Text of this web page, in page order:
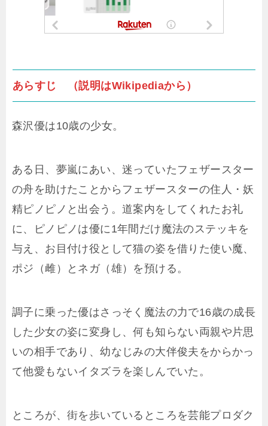
あらすじ （説明はWikipediaから）
森沢優は10歳の少女。
ある日、夢嵐にあい、迷っていたフェザースター
の舟を助けたことからフェザースターの住人・妖
精ピノピノと出会う。道案内をしてくれたお礼
に、ピノピノは優に1年間だけ魔法のステッキを
与え、お目付け役として猫の姿を借りた使い魔、
ポジ（雌）とネガ（雄）を預ける。
調子に乗った優はさっそく魔法の力で16歳の成長
した少女の姿に変身し、何も知らない両親や片思
いの相手であり、幼なじみの大伴俊夫をからかっ
て他愛もないイタズラを楽しんでいた。
ところが、街を歩いているところを芸能プロダク